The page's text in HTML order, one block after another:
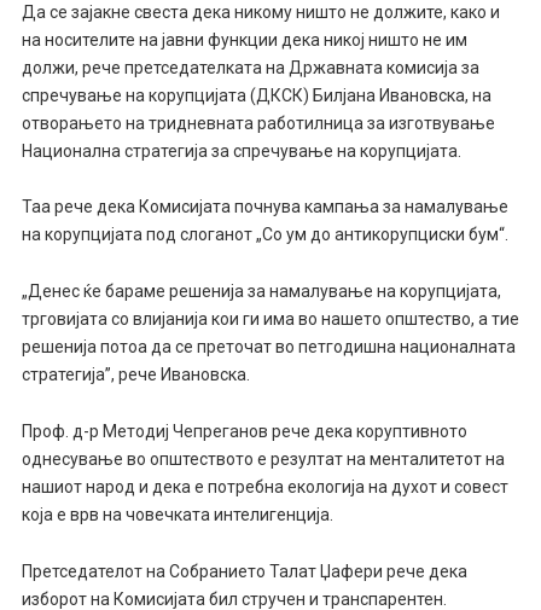
Да се зајакне свеста дека никому ништо не должите, како и
на носителите на јавни функции дека никој ништо не им
должи, рече претседателката на Државната комисија за
спречување на корупцијата (ДКСК) Билјана Ивановска, на
отворањето на тридневната работилница за изготвување
Национална стратегија за спречување на корупцијата.
Таа рече дека Комисијата почнува кампања за намалување
на корупцијата под слоганот „Со ум до антикорупциски бум“.
„Денес ќе бараме решенија за намалување на корупцијата,
трговијата со влијанија кои ги има во нашето општество, а тие
решенија потоа да се преточат во петгодишна националната
стратегија”, рече Ивановска.
Проф. д-р Методиј Чепреганов рече дека коруптивното
однесување во општеството е резултат на менталитетот на
нашиот народ и дека е потребна екологија на духот и совест
која е врв на човечката интелигенција.
Претседателот на Собранието Талат Џафери рече дека
изборот на Комисијата бил стручен и транспарентен.